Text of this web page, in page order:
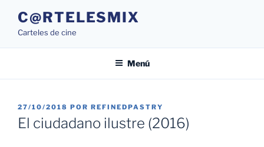
contenido
C@RTELESMIX
Carteles de cine
Menú
PUBLICADO
EL
27/10/2018 POR REFINEDPASTRY
El ciudadano ilustre (2016)